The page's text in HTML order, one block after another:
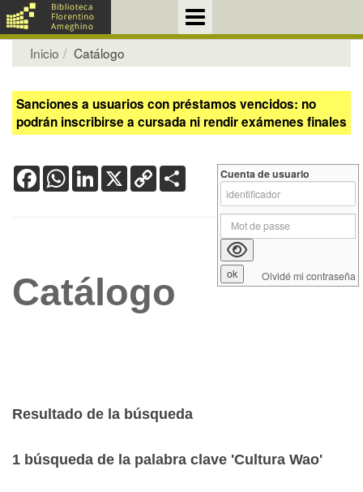
Inicio Catálogo
Sanciones a usuarios con préstamos vencidos: no
podrán inscribirse a cursada ni rendir exámenes finales
FacebookWhatsApp
LinkedIn
X Copy
Link
Catálogo
Resultado de la búsqueda
1 búsqueda de la palabra clave 'Cultura Wao'
Cuenta de usuario
Olvidé mi contraseña